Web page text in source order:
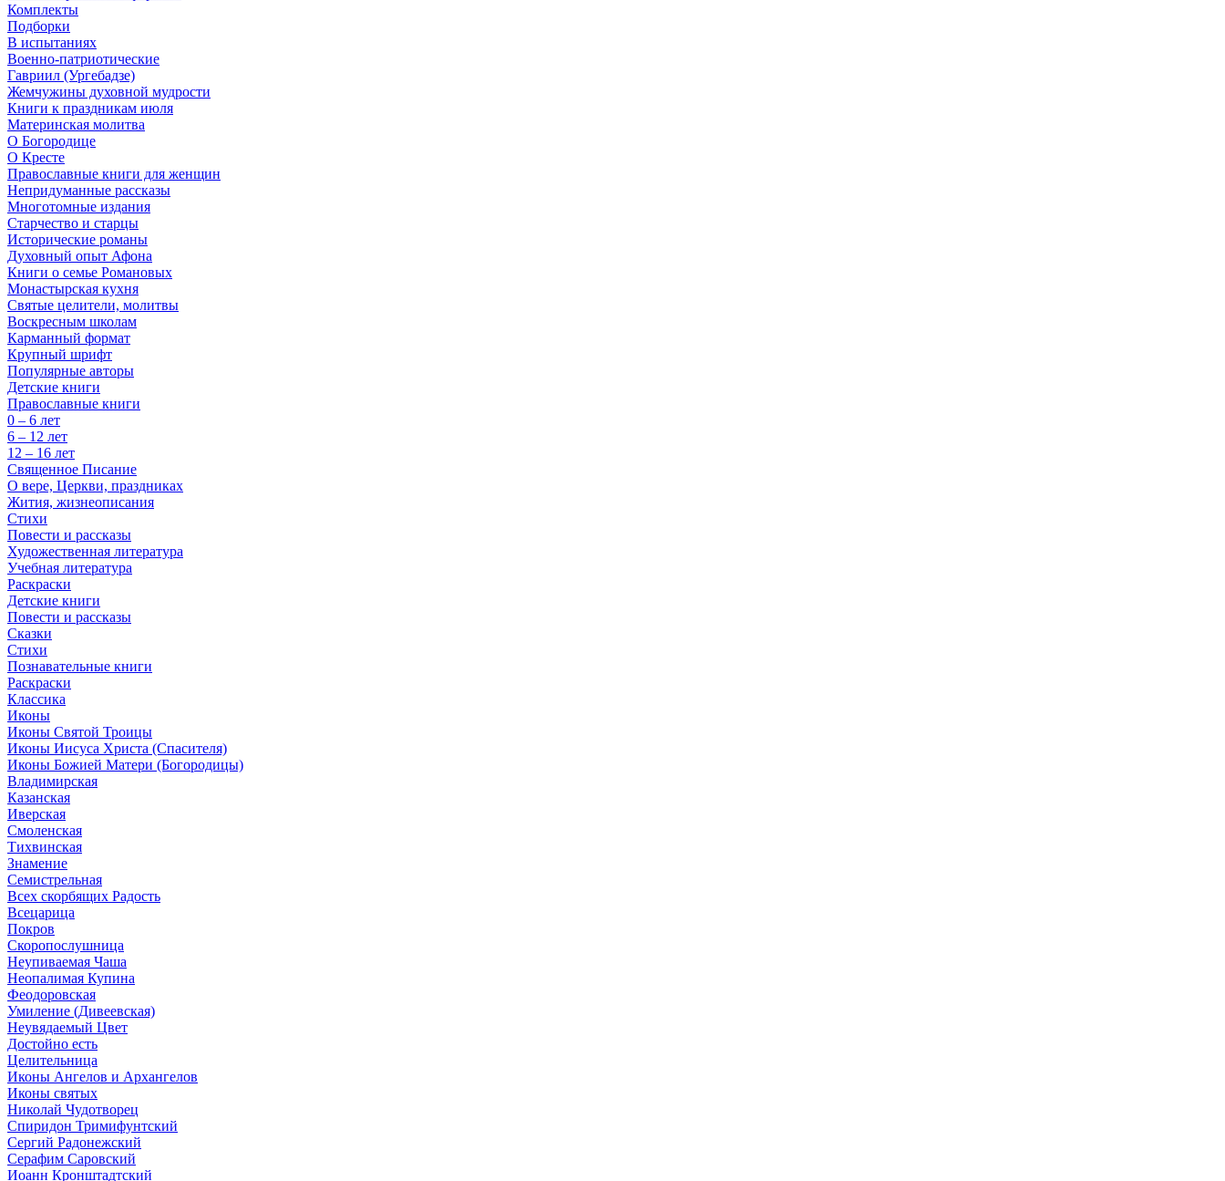
Комплекты
Подборки
В испытаниях
Военно-патриотические
Гавриил (Ургебадзе)
Жемчужины духовной мудрости
Книги к праздникам июля
Материнская молитва
О Богородице
О Кресте
Православные книги для женщин
Непридуманные рассказы
Многотомные издания
Старчество и старцы
Исторические романы
Духовный опыт Афона
Книги о семье Романовых
Монастырская кухня
Святые целители, молитвы
Воскресным школам
Карманный формат
Крупный шрифт
Популярные авторы
Детские книги
Православные книги
0 – 6 лет
6 – 12 лет
12 – 16 лет
Священное Писание
О вере, Церкви, праздниках
Жития, жизнеописания
Стихи
Повести и рассказы
Художественная литература
Учебная литература
Раскраски
Детские книги
Повести и рассказы
Сказки
Стихи
Познавательные книги
Раскраски
Классика
Иконы
Иконы Святой Троицы
Иконы Иисуса Христа (Спасителя)
Иконы Божией Матери (Богородицы)
Владимирская
Казанская
Иверская
Смоленская
Тихвинская
Знамение
Семистрельная
Всех скорбящих Радость
Всецарица
Покров
Скоропослушница
Неупиваемая Чаша
Неопалимая Купина
Феодоровская
Умиление (Дивеевская)
Неувядаемый Цвет
Достойно есть
Целительница
Иконы Ангелов и Архангелов
Иконы святых
Николай Чудотворец
Спиридон Тримифунтский
Сергий Радонежский
Серафим Саровский
Иоанн Кронштадтский